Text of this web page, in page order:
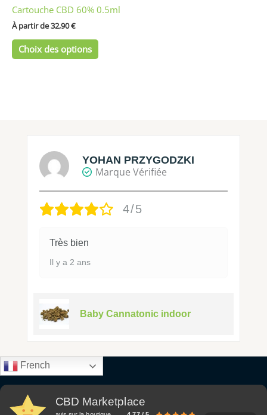
Cartouche CBD 60% 0.5ml
À partir de 32,90€
Choix des options
la
du
YOHAN PRZYGODZKI
Marque Vérifiée
4/5
Très bien
Il y a 2 ans
Baby Cannatonic indoor
French
CBD Marketplace